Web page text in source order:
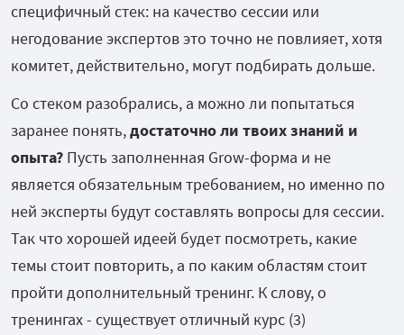
специфичный стек: на качество сессии или
негодование экспертов это точно не повлияет, хотя
комитет, действительно, могут подбирать дольше.
Со стеком разобрались, а можно ли попытаться
заранее понять,достаточно ли твоих знаний и
опыта? Пусть заполненная Grow-форма и не
является обязательным требованием, но именно по
ней эксперты будут составлять вопросы для сессии.
Так что хорошей идеей будет посмотреть, какие
темы стоит повторить, а по каким областям стоит
пройти дополнительный тренинг. К слову, о
тренингах - существует отличный курс (3)